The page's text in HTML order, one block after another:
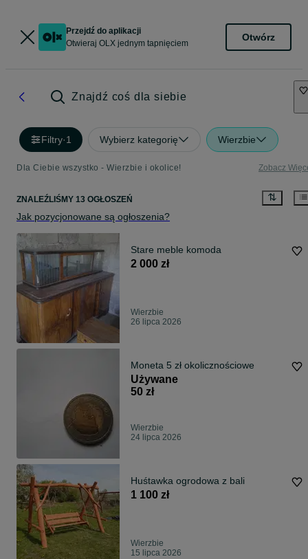
Przejdź do aplikacji
Otwieraj OLX jednym tapnięciem
Otwórz
Znajdź coś dla siebie
Filtry·1 Wybierz kategorię Wierzbie
Dla Ciebie wszystko - Wierzbie i okolice! Zobacz
ZNALEŹLIŚMY 13 OGŁOSZEŃ
Jak pozycjonowane są ogłoszenia?
Stare meble komoda
2 000 zł
Wierzbie
26 lipca 2026
Moneta 5 zł okolicznościowe
Używane
50 zł
Wierzbie
24 lipca 2026
Huśtawka ogrodowa z bali
1 100 zł
Wierzbie
15 lipca 2026